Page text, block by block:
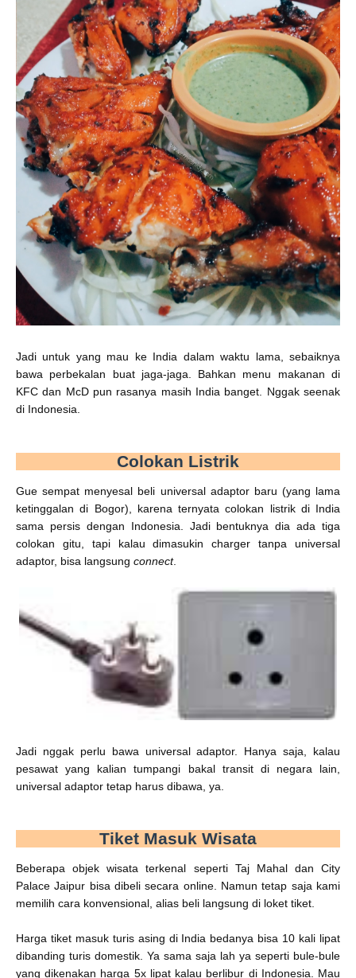
Jadi untuk yang mau ke India dalam waktu lama, sebaiknya
bawa perbekalan buat jaga-jaga. Bahkan menu makanan di
KFC dan McD pun rasanya masih India banget. Nggak seenak
di Indonesia.
Colokan Listrik
Gue sempat menyesal beli universal adaptor baru (yang lama
ketinggalan di Bogor), karena ternyata colokan listrik di India
sama persis dengan Indonesia. Jadi bentuknya dia ada tiga
colokan gitu, tapi kalau dimasukin charger tanpa universal
adaptor, bisa langsung connect.
Jadi nggak perlu bawa universal adaptor. Hanya saja, kalau
pesawat yang kalian tumpangi bakal transit di negara lain,
universal adaptor tetap harus dibawa, ya.
Tiket Masuk Wisata
Beberapa objek wisata terkenal seperti Taj Mahal dan City
Palace Jaipur bisa dibeli secara online. Namun tetap saja kami
memilih cara konvensional, alias beli langsung di loket tiket.
Harga tiket masuk turis asing di India bedanya bisa 10 kali lipat
dibanding turis domestik. Ya sama saja lah ya seperti bule-bule
yang dikenakan harga 5x lipat kalau berlibur di Indonesia. Mau